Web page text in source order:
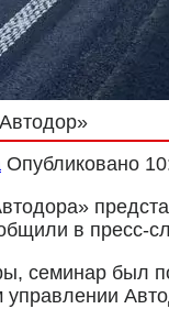
Опубликовано
в пресс-
семинар был